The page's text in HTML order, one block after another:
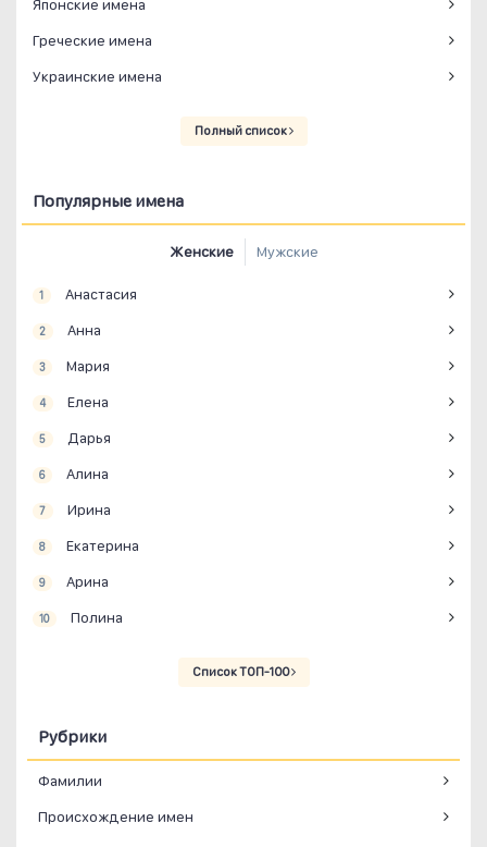
Японские имена
Греческие имена
Украинские имена
Полный список
Популярные имена
Женские Мужские
1 Анастасия
2 Анна
3 Мария
4 Елена
5 Дарья
6 Алина
7 Ирина
8 Екатерина
9 Арина
10 Полина
Список ТОП-100
Рубрики
Фамилии
Происхождение имен